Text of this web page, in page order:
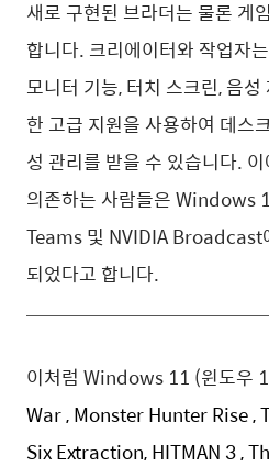
새로 구현된 브라더는 물론 게
합니다. 크리에이터와 작업자
모니터 기능, 터치 스크린, 음
한 고급 지원을 사용하여 데스
성 관리를 받을 수 있습니다.
의존하는 사람들은 Windows
Teams 및 NVIDIA Broadcast
되었다고 합니다.
이처럼 Windows 11 (윈도우
War ,Monster Hunter Rise ,
Six Extraction, HITMAN 3 ,